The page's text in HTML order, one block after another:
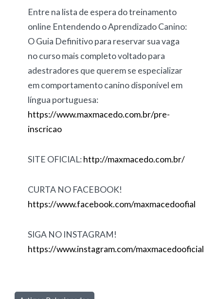
Entre na lista de espera do treinamento
online Entendendo o Aprendizado Canino:
O Guia Definitivo para reservar sua vaga
no curso mais completo voltado para
adestradores que querem se especializar
em comportamento canino disponível em
língua portuguesa:
https://www.maxmacedo.com.br/pre-
inscricao
SITE OFICIAL:http://maxmacedo.com.br/
CURTA NO FACEBOOK!
https://www.facebook.com/maxmacedoofial
SIGA NO INSTAGRAM!
https://www.instagram.com/maxmacedooficial